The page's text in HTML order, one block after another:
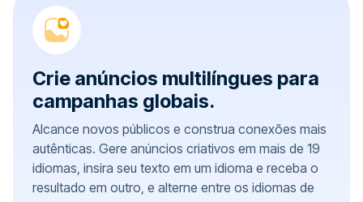
Crie anúncios multilíngues para
campanhas globais.
Alcance novos públicos e construa conexões mais
autênticas. Gere anúncios criativos em mais de 19
idiomas, insira seu texto em um idioma e receba o
resultado em outro, e alterne entre os idiomas de